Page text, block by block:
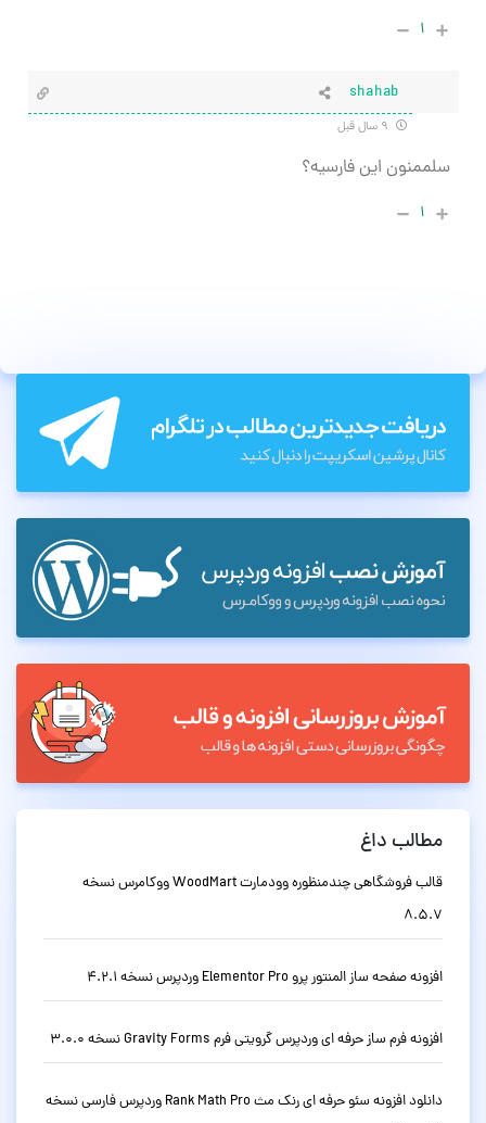
۱
shahab
سلممنون این فارسیه؟
۱
مطالب داغ
قالب فروشگاهی چندمنظوره وودمارت WoodMart ووکامرس نسخه
8.5.7
افزونه صفحه ساز المنتور پرو Elementor Pro وردپرس نسخه 4.2.1
افزونه فرم ساز حرفه ای وردپرس گرویتی فرم Gravity Forms نسخه 3.0.0
دانلود افزونه سئو حرفه ای رنک مث Rank Math Pro وردپرس فارسی نسخه